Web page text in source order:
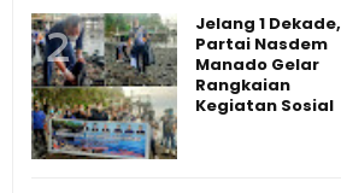
Jelang 1 Dekade,
Partai Nasdem
Manado Gelar
Rangkaian
Kegiatan Sosial